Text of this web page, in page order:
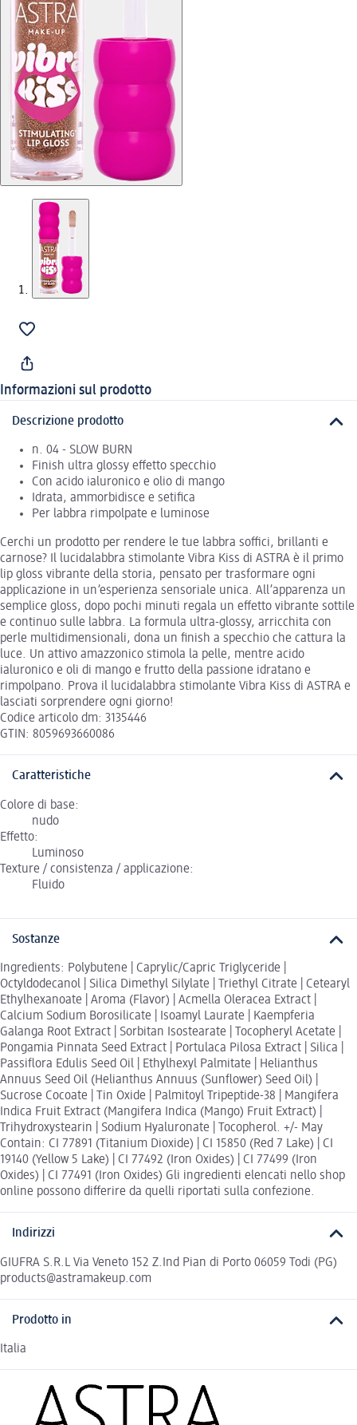
Informazioni sul prodotto
Descrizione prodotto
n. 04 - SLOW BURN
Finish ultra glossy effetto specchio
Con acido ialuronico e olio di mango
Idrata, ammorbidisce e setifica
Per labbra rimpolpate e luminose
Cerchi un prodotto per rendere le tue labbra soffici, brillanti e
carnose? Il lucidalabbra stimolante Vibra Kiss di ASTRA è il primo
lip gloss vibrante della storia, pensato per trasformare ogni
applicazione in un’esperienza sensoriale unica. All’apparenza un
semplice gloss, dopo pochi minuti regala un effetto vibrante sottile
e continuo sulle labbra. La formula ultra-glossy, arricchita con
perle multidimensionali, dona un finish a specchio che cattura la
luce. Un attivo amazzonico stimola la pelle, mentre acido
ialuronico e oli di mango e frutto della passione idratano e
rimpolpano. Prova il lucidalabbra stimolante Vibra Kiss di ASTRA e
lasciati sorprendere ogni giorno!
Codice articolo dm: 3135446
GTIN: 8059693660086
Caratteristiche
Colore di base:
nudo
Effetto:
Luminoso
Texture / consistenza / applicazione:
Fluido
Sostanze
Ingredients: Polybutene | Caprylic/Capric Triglyceride |
Octyldodecanol | Silica Dimethyl Silylate | Triethyl Citrate | Cetearyl
Ethylhexanoate | Aroma (Flavor) | Acmella Oleracea Extract |
Calcium Sodium Borosilicate | Isoamyl Laurate | Kaempferia
Galanga Root Extract | Sorbitan Isostearate | Tocopheryl Acetate |
Pongamia Pinnata Seed Extract | Portulaca Pilosa Extract | Silica |
Passiflora Edulis Seed Oil | Ethylhexyl Palmitate | Helianthus
Annuus Seed Oil (Helianthus Annuus (Sunflower) Seed Oil) |
Sucrose Cocoate | Tin Oxide | Palmitoyl Tripeptide-38 | Mangifera
Indica Fruit Extract (Mangifera Indica (Mango) Fruit Extract) |
Trihydroxystearin | Sodium Hyaluronate | Tocopherol. +/- May
Contain: CI 77891 (Titanium Dioxide) | CI 15850 (Red 7 Lake) | CI
19140 (Yellow 5 Lake) | CI 77492 (Iron Oxides) | CI 77499 (Iron
Oxides) | CI 77491 (Iron Oxides) Gli ingredienti elencati nello shop
online possono differire da quelli riportati sulla confezione.
Indirizzi
GIUFRA S.R.L Via Veneto 152 Z.Ind Pian di Porto 06059 Todi (PG)
products@astramakeup.com
Prodotto in
Italia